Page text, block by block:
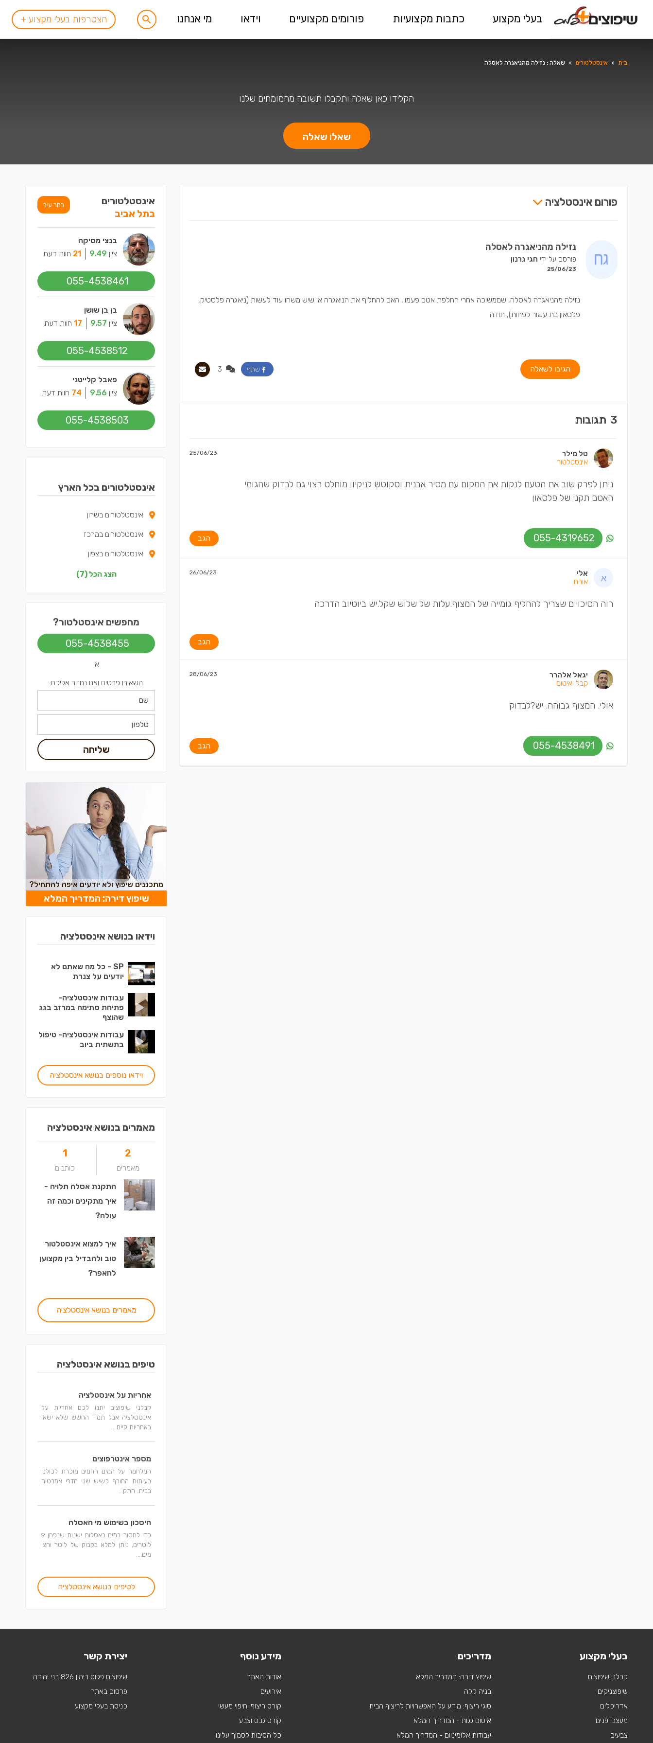
בעלי מקצוע כתבות מקצועיות פורומים מקצועיים וידאו מי אנחנו הצטרפות בעלי מקצוע +
בית > אינסטלטורים > שאלה : נזילה מהניאגרה לאסלה
הקלידו כאן שאלה ותקבלו תשובה מהמומחים שלנו
שאלו שאלה
פורום אינסטלציה
נזילה מהניאגרה לאסלה
פורסם על ידי חגי גרנון
25/06/23
נזילה מהניאגרה לאסלה, שממשיכה אחרי החלפת אטם פעמון, האם להחליף את הניאגרה או שיש משהו עוד לעשות (ניאגרה פלסטיק,
פלסאון בת עשור לפחות), תודה
הגיבו לשאלה שתף
3 תגובות
טל מילר
אינסטלטור
25/06/23
ניתן לפרק שוב את הטעם לנקות את המקום עם מסיר אבנית וסקוטש לניקיון מוחלט רצוי גם לבדוק שהגומי
האטם תקני של פלסאון
055-4319652 הגב
אלי
אורח
26/06/23
רוה הסיכויים שצריך להחליף גומייה של המצוף.עלות של שלוש שקל.יש ביוטיוב הדרכה
הגב
יגאל אלהרר
קבלן איטום
28/06/23
אולי. המצוף גבוהה. יש?לבדוק
055-4538491 הגב
אינסטלטורים
בתל אביב
בחר עיר
בנצי מסיקה
ציון 9.49
21 חוות דעת
055-4538461
בן בן שושן
ציון 9.57
17 חוות דעת
055-4538512
פאבל קלייטני
ציון 9.56
74 חוות דעת
055-4538503
אינסטלטורים בכל הארץ
אינסטלטורים בשרון
אינסטלטורים במרכז
אינסטלטורים בצפון
אינסטלטורים בדרום
אינסטלטורים בשפלה
אינסטלטורים בתל אביב
הצג הכל (7)
מחפשים אינסטלטור?
055-4538455
או
השאירו פרטים ואנו נחזור אליכם:
שליחה
מתכננים שיפוץ ולא יודעים איפה להתחיל?
שיפוץ דירה: המדריך המלא
וידאו בנושא אינסטלציה
SP - כל מה שאתם לא
יודעים על צנרת
עבודות אינסטלציה-
פתיחת סתימה במרזב בגג
שהוצף
עבודות אינסטלציה- טיפול
בתשתית ביוב
וידאו נוספים בנושא אינסטלציה
מאמרים בנושא אינסטלציה
2
מאמרים
1
כותבים
התקנת אסלה תלויה -
איך מתקינים וכמה זה
עולה?
איך למצוא אינסטלטור
טוב ולהבדיל בין מקצוען
לחאפר?
מאמרים בנושא אינסטלציה
טיפים בנושא אינסטלציה
אחריות על אינסטלציה
קבלני שיפוצים יתנו לכם אחריות על
אינסטלציה אבל תמיד החשש שלא ישאו
באחריות קיים....
מספר אינטרפוצים
המלחמה על המים החמים מוכרת לכולנו
בעיתות החורף כשיש שני חדרי אמבטיה
בבית. התק...
חיסכון בשימוש מי האסלה
כדי לחסוך במים באסלות ישנות שנפחן 9
ליטרים, ניתן למלא בקבוק של ליטר וחצי
מים,...
לטיפים בנושא אינסטלציה
בעלי מקצוע
קבלני שיפוצים
שיפוצניקים
אדריכלים
מעצבי פנים
צבעים
מדריכים
שיפוץ דירה: המדריך המלא
בניה קלה
סוגי ריצוף: מידע על האפשרויות לריצוף הבית
איטום גגות - המדריך המלא
עבודות אלומיניום - המדריך המלא
מידע נוסף
אודות האתר
אירועים
קורס ריצוף וחיפוי מעשי
קורס גבס וצבע
כל הסיבות לסמוך עלינו
יצירת קשר
שיפוצים פלוס רימון 826 בני יהודה
פרסום באתר
כניסת בעלי מקצוע